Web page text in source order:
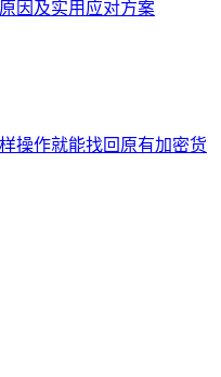
因及实用应对方案
操作就能找回原有加密货